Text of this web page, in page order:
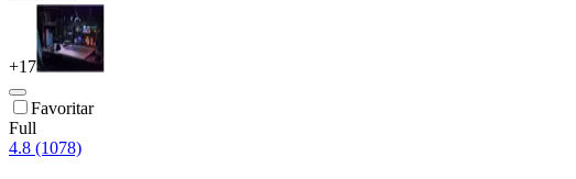
+17
Favoritar
Full
4.8 (1078)